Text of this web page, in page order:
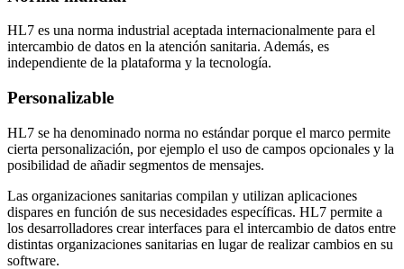
HL7 es una norma industrial aceptada internacionalmente para el
intercambio de datos en la atención sanitaria. Además, es
independiente de la plataforma y la tecnología.
Personalizable
HL7 se ha denominado norma no estándar porque el marco permite
cierta personalización, por ejemplo el uso de campos opcionales y la
posibilidad de añadir segmentos de mensajes.
Las organizaciones sanitarias compilan y utilizan aplicaciones
dispares en función de sus necesidades específicas. HL7 permite a
los desarrolladores crear interfaces para el intercambio de datos entre
distintas organizaciones sanitarias en lugar de realizar cambios en su
software.